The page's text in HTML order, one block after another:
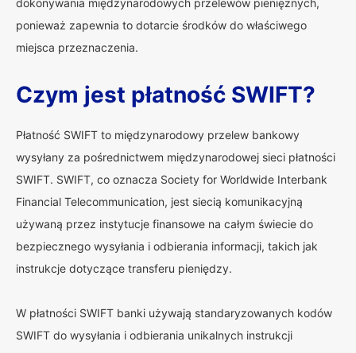
dokonywania międzynarodowych przelewów pieniężnych,
ponieważ zapewnia to dotarcie środków do właściwego
miejsca przeznaczenia.
Czym jest płatność SWIFT?
Płatność SWIFT to międzynarodowy przelew bankowy
wysyłany za pośrednictwem międzynarodowej sieci płatności
SWIFT. SWIFT, co oznacza Society for Worldwide Interbank
Financial Telecommunication, jest siecią komunikacyjną
używaną przez instytucje finansowe na całym świecie do
bezpiecznego wysyłania i odbierania informacji, takich jak
instrukcje dotyczące transferu pieniędzy.
W płatności SWIFT banki używają standaryzowanych kodów
SWIFT do wysyłania i odbierania unikalnych instrukcji